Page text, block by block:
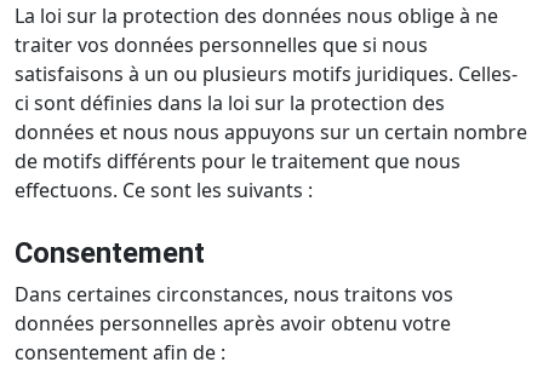
La loi sur la protection des données nous oblige à ne
traiter vos données personnelles que si nous
satisfaisons à un ou plusieurs motifs juridiques. Celles-
ci sont définies dans la loi sur la protection des
données et nous nous appuyons sur un certain nombre
de motifs différents pour le traitement que nous
effectuons. Ce sont les suivants :
Consentement
Dans certaines circonstances, nous traitons vos
données personnelles après avoir obtenu votre
consentement afin de :